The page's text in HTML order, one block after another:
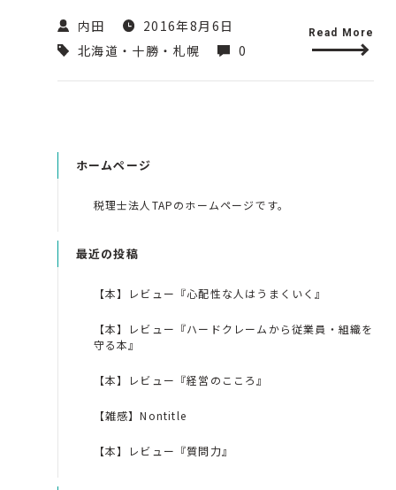
内田
2016年8月6日
北海道・十勝・札幌
0
Read More
ホームページ
税理士法人TAPのホームページです。
最近の投稿
【本】レビュー『心配性な人はうまくいく』
【本】レビュー『ハードクレームから従業員・組織を
守る本』
【本】レビュー『経営のこころ』
【雑感】Nontitle
【本】レビュー『質問力』